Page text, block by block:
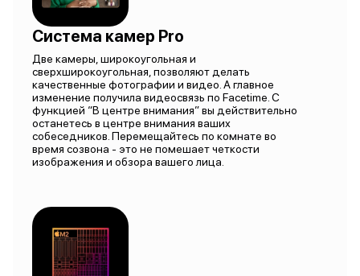
Система камер Pro
Две камеры, широкоугольная и
сверхширокоугольная, позволяют делать
качественные фотографии и видео. А главное
изменение получила видеосвязь по Facetime. С
функцией “В центре внимания” вы действительно
останетесь в центре внимания ваших
собеседников. Перемещайтесь по комнате во
время созвона - это не помешает четкости
изображения и обзора вашего лица.